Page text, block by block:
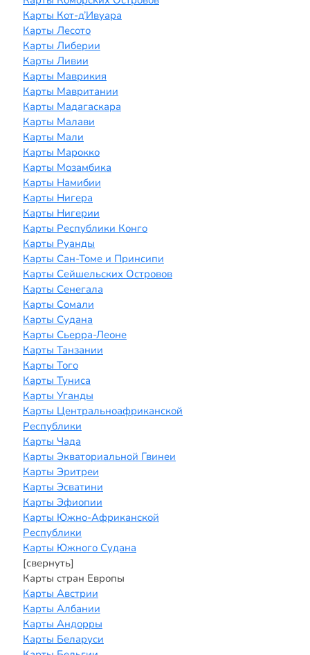
Карты Кот-д’Ивуара
Карты Лесото
Карты Либерии
Карты Ливии
Карты Маврикия
Карты Мавритании
Карты Мадагаскара
Карты Малави
Карты Мали
Карты Марокко
Карты Мозамбика
Карты Намибии
Карты Нигера
Карты Нигерии
Карты Республики Конго
Карты Руанды
Карты Сан-Томе и Принсипи
Карты Сейшельских Островов
Карты Сенегала
Карты Сомали
Карты Судана
Карты Сьерра-Леоне
Карты Танзании
Карты Того
Карты Туниса
Карты Уганды
Карты Центральноафриканской
Республики
Карты Чада
Карты Экваториальной Гвинеи
Карты Эритреи
Карты Эсватини
Карты Эфиопии
Карты Южно-Африканской
Республики
Карты Южного Судана
[свернуть]
Карты стран Европы
Карты Австрии
Карты Албании
Карты Андорры
Карты Беларуси